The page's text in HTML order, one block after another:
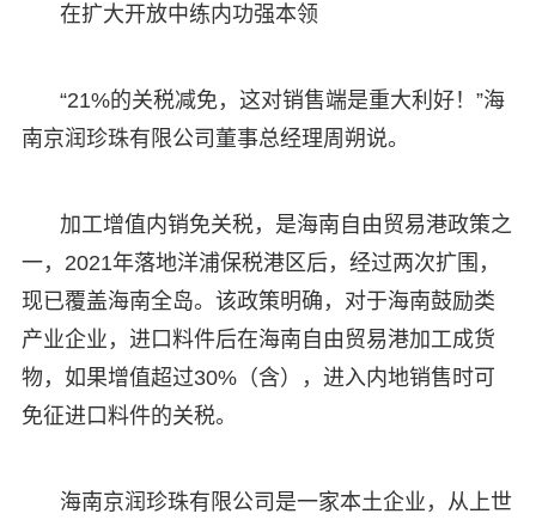
在扩大开放中练内功强本领
“21%的关税减免，这对销售端是重大利好！”海
南京润珍珠有限公司董事总经理周朔说。
加工增值内销免关税，是海南自由贸易港政策之
一，2021年落地洋浦保税港区后，经过两次扩围，
现已覆盖海南全岛。该政策明确，对于海南鼓励类
产业企业，进口料件后在海南自由贸易港加工成货
物，如果增值超过30%（含），进入内地销售时可
免征进口料件的关税。
海南京润珍珠有限公司是一家本土企业，从上世